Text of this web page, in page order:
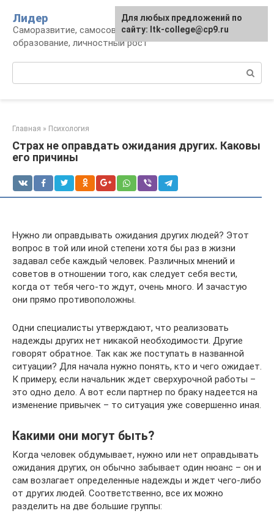
контенту
Лидер
Саморазвитие, самосовершенствование,
образование, личностный рост
Главная » Психология
Страх не оправдать ожидания других. Каковы
его причины
Нужно ли оправдывать ожидания других людей? Этот
вопрос в той или иной степени хотя бы раз в жизни
задавал себе каждый человек. Различных мнений и
советов в отношении того, как следует себя вести,
когда от тебя чего-то ждут, очень много. И зачастую
они прямо противоположны.
Одни специалисты утверждают, что реализовать
надежды других нет никакой необходимости. Другие
говорят обратное. Так как же поступать в названной
ситуации? Для начала нужно понять, кто и чего ожидает.
К примеру, если начальник ждет сверхурочной работы –
это одно дело. А вот если партнер по браку надеется на
изменение привычек – то ситуация уже совершенно иная.
Какими они могут быть?
Когда человек обдумывает, нужно или нет оправдывать
ожидания других, он обычно забывает один нюанс – он и
сам возлагает определенные надежды и ждет чего-либо
от других людей. Соответственно, все их можно
разделить на две большие группы:
Для любых предложений по
сайту: ltk-college@cp9.ru